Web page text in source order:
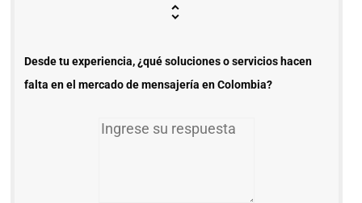
Desde tu experiencia, ¿qué soluciones o servicios hacen
falta en el mercado de mensajería en Colombia?